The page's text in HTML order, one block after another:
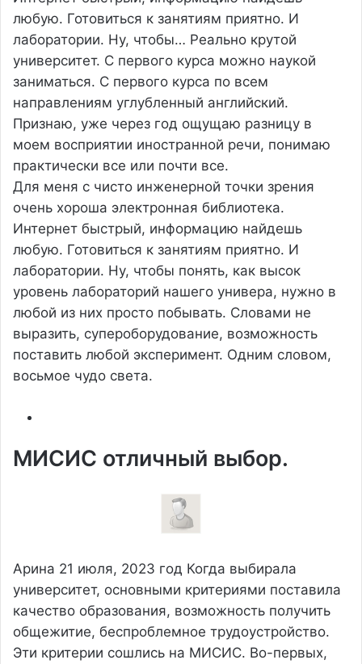
любую. Готовиться к занятиям приятно. И
лаборатории. Ну, чтобы… Реально крутой
университет. С первого курса можно наукой
заниматься. С первого курса по всем
направлениям углубленный английский.
Признаю, уже через год ощущаю разницу в
моем восприятии иностранной речи, понимаю
практически все или почти все.
Для меня с чисто инженерной точки зрения
очень хороша электронная библиотека.
Интернет быстрый, информацию найдешь
любую. Готовиться к занятиям приятно. И
лаборатории. Ну, чтобы понять, как высок
уровень лабораторий нашего универа, нужно в
любой из них просто побывать. Словами не
выразить, супероборудование, возможность
поставить любой эксперимент. Одним словом,
восьмое чудо света.
МИСИС отличный выбор.
Арина 21 июля, 2023 год Когда выбирала
университет, основными критериями поставила
качество образования, возможность получить
общежитие, беспроблемное трудоустройство.
Эти критерии сошлись на МИСИС. Во-первых,